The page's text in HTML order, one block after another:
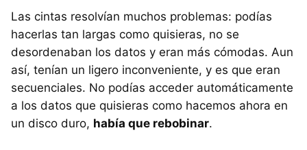
Las cintas resolvían muchos problemas: podías
hacerlas tan largas como quisieras, no se
desordenaban los datos y eran más cómodas. Aun
así, tenían un ligero inconveniente, y es que eran
secuenciales. No podías acceder automáticamente
a los datos que quisieras como hacemos ahora en
un disco duro, había que rebobinar.